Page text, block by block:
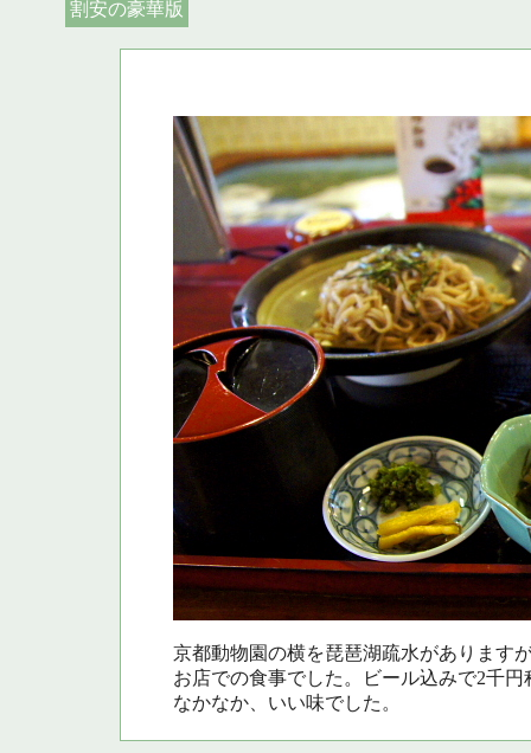
割安の豪華版
京都動物園の横を琵琶湖疏水があります
お店での食事でした。ビール込みで2千円
なかなか、いい味でした。